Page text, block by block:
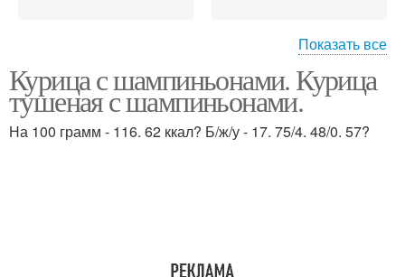
курицы
Слоёный салат
Показать все
Курица с шампиньонами. Курица
тушеная с шампиньонами.
На 100 грамм - 116. 62 ккал? Б/ж/у - 17. 75/4. 48/0. 57?